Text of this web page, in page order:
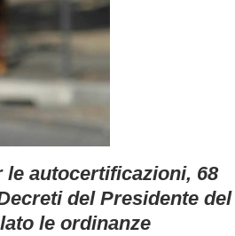
le autocertificazioni, 68
del Presidente del
le ordinanze